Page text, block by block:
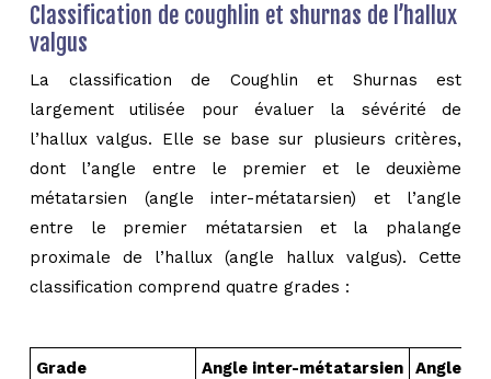
Classification de coughlin et shurnas de l’hallux
valgus
La classification de Coughlin et Shurnas est
largement utilisée pour évaluer la sévérité de
l’hallux valgus. Elle se base sur plusieurs critères,
dont l’angle entre le premier et le deuxième
métatarsien (angle inter-métatarsien) et l’angle
entre le premier métatarsien et la phalange
proximale de l’hallux (angle hallux valgus). Cette
classification comprend quatre grades :
Grade Angle inter-métatarsien Angle